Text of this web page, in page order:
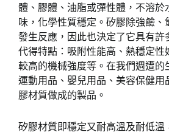
體、膠體、油脂或彈性體，不溶於
味，化學性質穩定。矽膠除強鹼
發生反應，因此也決定了它具有許
代得特點：吸附性能高、熱穩定性
較高的機械強度等。在我們週遭的
運動用品、嬰兒用品、美容保健用
膠材質做成的製品。
矽膠材質即穩定又耐高溫及耐低溫